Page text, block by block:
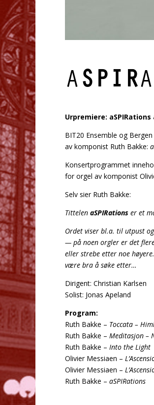
ASPIR
Urpremiere: aSPIRations
BIT20 Ensemble og
av komponist Ruth Bakke:
Konsertprogrammet
for orgel av komponist
Selv sier Ruth Bakke:
Tittelen aSPIRations er et
Ordet viser bl.a. til utpust
— på noen orgler er det
eller strebe etter noe
være bra å søke etter…
Dirigent: Christian Karlsen
Solist: Jonas Apeland
Program:
Ruth Bakke – Toccata –
Ruth Bakke – Meditasjon –
Ruth Bakke – Into the Light
Olivier Messiaen –
Olivier Messiaen –
Ruth Bakke – aSPIRations